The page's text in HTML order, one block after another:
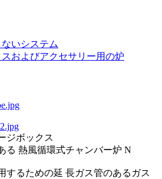
いシステム
およびアクセサリー用の炉
ジボックス
る 熱風循環式チャンバー炉 N
するための延 長ガス管のあるガス